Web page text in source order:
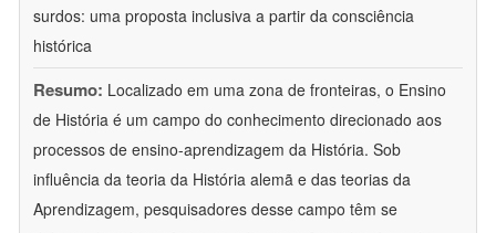
surdos: uma proposta inclusiva a partir da consciência
histórica
Resumo: Localizado em uma zona de fronteiras, o Ensino
de História é um campo do conhecimento direcionado aos
processos de ensino-aprendizagem da História. Sob
influência da teoria da História alemã e das teorias da
Aprendizagem, pesquisadores desse campo têm se